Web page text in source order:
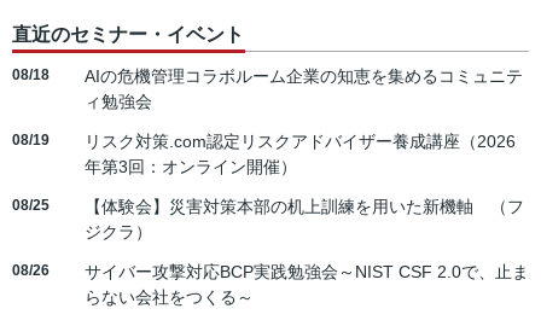
直近のセミナー・イベント
08/18
AIの危機管理コラボルーム企業の知恵を集めるコミュニテ
ィ勉強会
08/19
リスク対策.com認定リスクアドバイザー養成講座（2026
年第3回：オンライン開催）
08/25
【体験会】災害対策本部の机上訓練を用いた新機軸 （フ
ジクラ）
08/26
サイバー攻撃対応BCP実践勉強会～NIST CSF 2.0で、止ま
らない会社をつくる～